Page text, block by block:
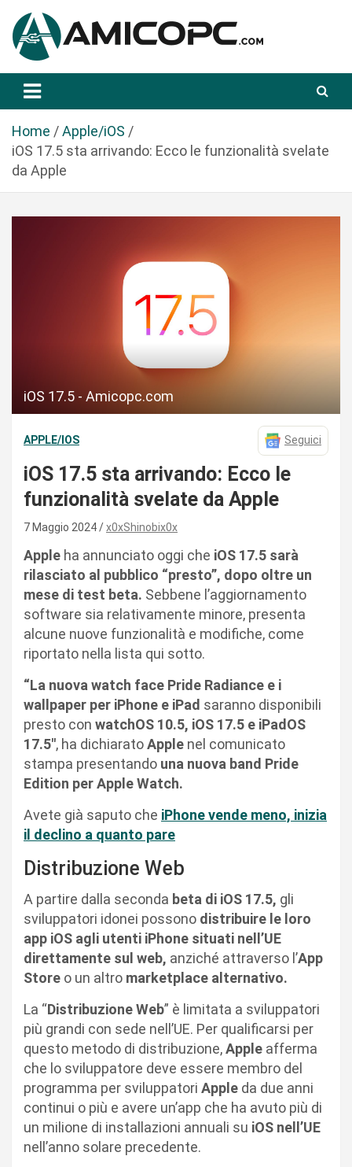
a
Amicopc.com
Home
Apple/iOS
iOS 17.5 sta arrivando: Ecco le funzionalità svelate
da Apple
iOS 17.5 - Amicopc.com
APPLE/IOS Seguici
iOS 17.5 sta arrivando: Ecco le
funzionalità svelate da Apple
7 Maggio 2024 x0xShinobix0x
Apple ha annunciato oggi che iOS 17.5 sarà
rilasciato al pubblico “presto”, dopo oltre un
mese di test beta. Sebbene l’aggiornamento
software sia relativamente minore, presenta
alcune nuove funzionalità e modifiche, come
riportato nella lista qui sotto.
“La nuova watch face Pride Radiance e i
wallpaper per iPhone e iPad saranno disponibili
presto con watchOS 10.5, iOS 17.5 e iPadOS
17.5″, ha dichiaratoApple nel comunicato
stampa presentando una nuova band Pride
Edition per Apple Watch.
Avete già saputo che iPhone vende meno, inizia
il declino a quanto pare
Distribuzione Web
A partire dalla seconda beta di iOS 17.5, gli
sviluppatori idonei possono distribuire le loro
app iOS agli utenti iPhone situati nell’UE
direttamente sul web, anziché attraverso l’App
Store o un altro marketplace alternativo.
La “Distribuzione Web” è limitata a sviluppatori
più grandi con sede nell’UE. Per qualificarsi per
questo metodo di distribuzione,Apple afferma
che lo sviluppatore deve essere membro del
programma per sviluppatori Apple da due anni
continui o più e avere un’app che ha avuto più di
un milione di installazioni annuali su iOS nell’UE
nell’anno solare precedente.